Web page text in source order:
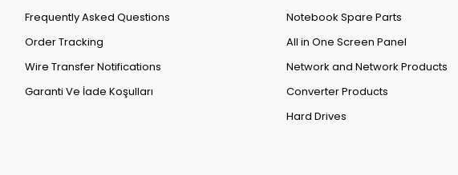
Frequently Asked Questions
Order Tracking
Wire Transfer Notifications
Garanti Ve İade Koşulları
Notebook Spare Parts
All in One Screen Panel
Network and Network Products
Converter Products
Hard Drives